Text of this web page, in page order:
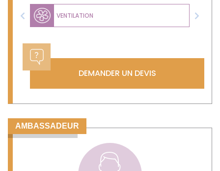
VENTILATION
Previous Next
DEMANDER UN DEVIS
AMBASSADEUR